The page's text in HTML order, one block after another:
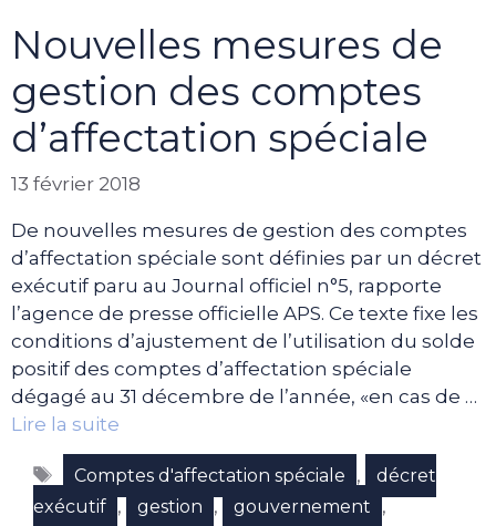
Nouvelles mesures de
gestion des comptes
d’affectation spéciale
13 février 2018
De nouvelles mesures de gestion des comptes
d’affectation spéciale sont définies par un décret
exécutif paru au Journal officiel n°5, rapporte
l’agence de presse officielle APS. Ce texte fixe les
conditions d’ajustement de l’utilisation du solde
positif des comptes d’affectation spéciale
dégagé au 31 décembre de l’année, «en cas de …
Lire la suite
Étiquettes
Comptes d'affectation spéciale ,
décret
exécutif , gestion , gouvernement ,